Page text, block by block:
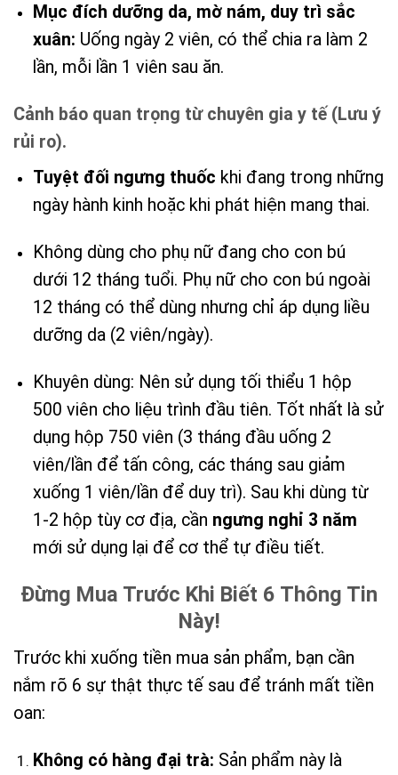
Mục đích dưỡng da, mờ nám, duy trì sắc
xuân: Uống ngày 2 viên, có thể chia ra làm 2
lần, mỗi lần 1 viên sau ăn.
Cảnh báo quan trọng từ chuyên gia y tế (Lưu ý
rủi ro).
Tuyệt đối ngưng thuốc khi đang trong những
ngày hành kinh hoặc khi phát hiện mang thai.
Không dùng cho phụ nữ đang cho con bú
dưới 12 tháng tuổi. Phụ nữ cho con bú ngoài
12 tháng có thể dùng nhưng chỉ áp dụng liều
dưỡng da (2 viên/ngày).
Khuyên dùng: Nên sử dụng tối thiểu 1 hộp
500 viên cho liệu trình đầu tiên. Tốt nhất là sử
dụng hộp 750 viên (3 tháng đầu uống 2
viên/lần để tấn công, các tháng sau giảm
xuống 1 viên/lần để duy trì). Sau khi dùng từ
1-2 hộp tùy cơ địa, cần ngưng nghỉ 3 năm
mới sử dụng lại để cơ thể tự điều tiết.
Đừng Mua Trước Khi Biết 6 Thông Tin
Này!
Trước khi xuống tiền mua sản phẩm, bạn cần
nắm rõ 6 sự thật thực tế sau để tránh mất tiền
oan:
Không có hàng đại trà: Sản phẩm này là